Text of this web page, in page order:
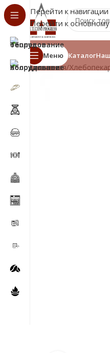
Перейти к навигации
Перейти к
Меню Каталог
Главная/